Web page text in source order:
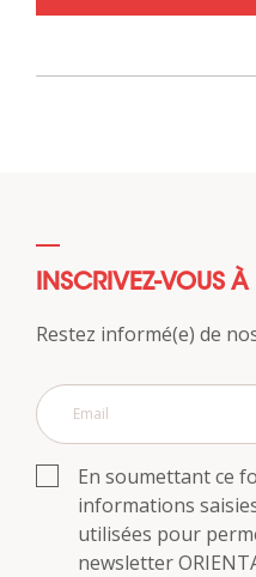
INSCRIVEZ-VOUS
Restez informé(e) de
En soumettant ce
informations
utilisées pour
newsletter